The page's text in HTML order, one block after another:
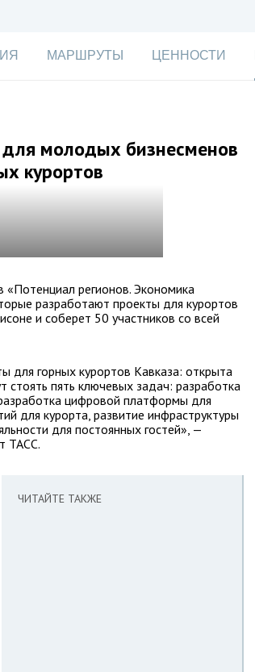
МАРШРУТЫ ЦЕННОСТИ
молодых бизнесменов
курортов
«Потенциал регионов. Экономика
разработают проекты для курортов
и соберет 50 участников со всей
горных курортов Кавказа: открыта
стоять пять ключевых задач: разработка
цифровой платформы для
для курорта, развитие инфраструктуры
для постоянных гостей», —
ТАСС.
ЧИТАЙТЕ ТАКЖЕ